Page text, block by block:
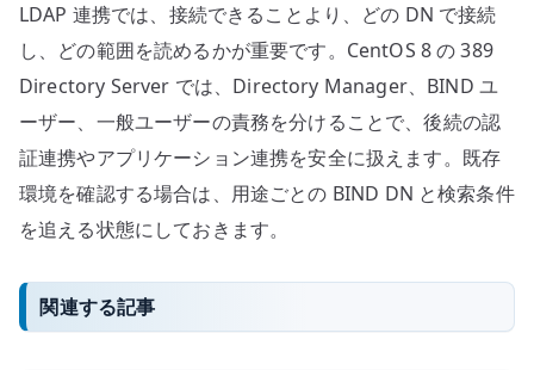
LDAP 連携では、接続できることより、どの DN で接続
し、どの範囲を読めるかが重要です。CentOS 8 の 389
Directory Server では、Directory Manager、BIND ユ
ーザー、一般ユーザーの責務を分けることで、後続の認
証連携やアプリケーション連携を安全に扱えます。既存
環境を確認する場合は、用途ごとの BIND DN と検索条件
を追える状態にしておきます。
関連する記事